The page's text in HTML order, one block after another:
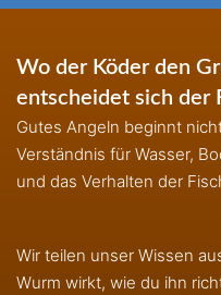
Wo der Köder den
entscheidet sich der
Gutes Angeln beginnt
Verständnis für Wasser,
und das Verhalten der
Wir teilen unser Wissen
Wurm wirkt, wie du ihn